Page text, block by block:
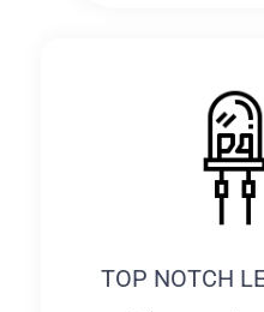
TOP NOTCH